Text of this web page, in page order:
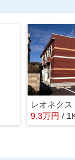
レオネク
9.3万円 /